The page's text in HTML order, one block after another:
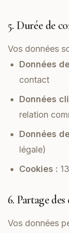
5. Durée de
Vos données
Données
contact
Données
relation
Données
légale)
Cookies :
6. Partage des
Vos données